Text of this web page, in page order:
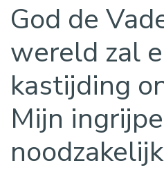
God de
wereld zal
kastijding
Mijn